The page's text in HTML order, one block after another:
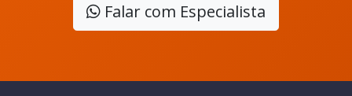
Falar com Especialista